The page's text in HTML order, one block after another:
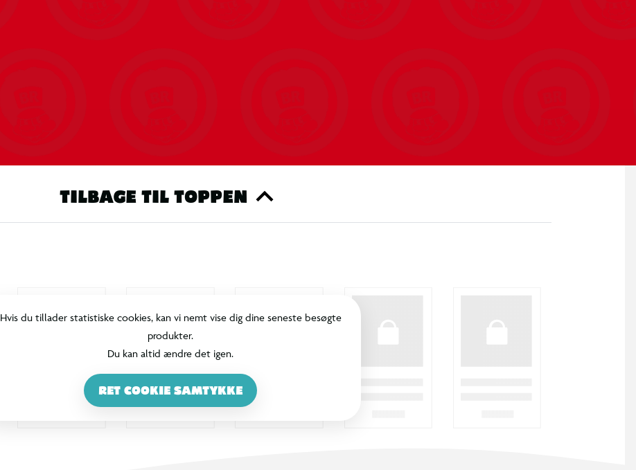
TILBAGE TIL TOPPEN
Hvis du tillader statistiske cookies, kan vi nemt vise dig dine seneste besøgte
produkter.
Du kan altid ændre det igen.
RET COOKIE SAMTYKKE